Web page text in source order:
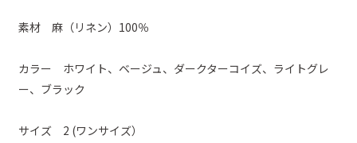
素材 麻（リネン）100％
カラー ホワイト、ベージュ、ダークターコイズ、ライトグレ
ー、ブラック
サイズ 2 (ワンサイズ）